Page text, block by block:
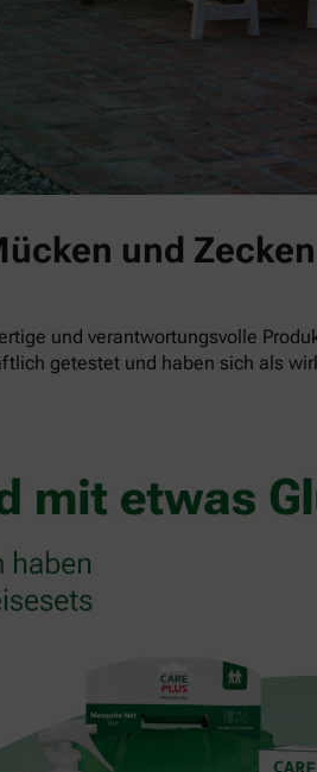
und
und verantwortungsvolle
getestet und haben sich als